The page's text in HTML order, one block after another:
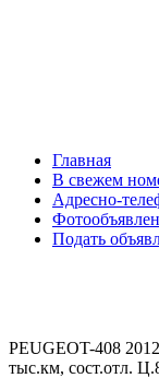
Главная
В свежем
Адресно-
Подать
PEUGEOT-408
тыс.км, сост.отл.